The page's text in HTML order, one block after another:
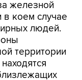
людей.
территории